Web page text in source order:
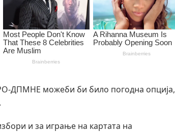
ДПМНЕ можеби би било погодна опција,
и за играње на картата на